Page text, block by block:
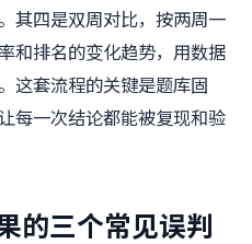
其四是双周对比，按两周一
和排名的变化趋势，用数据
这套流程的关键是题库固
每一次结论都能被复现和验
的三个常见误判